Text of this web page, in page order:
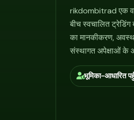
rikdombitrad एक
बीच स्वचालित
का मानकीकरण,
संस्थागत अपेक्षाओं के
भूमिका-आधारित